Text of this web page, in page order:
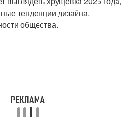
тенденции дизайна,
общества.